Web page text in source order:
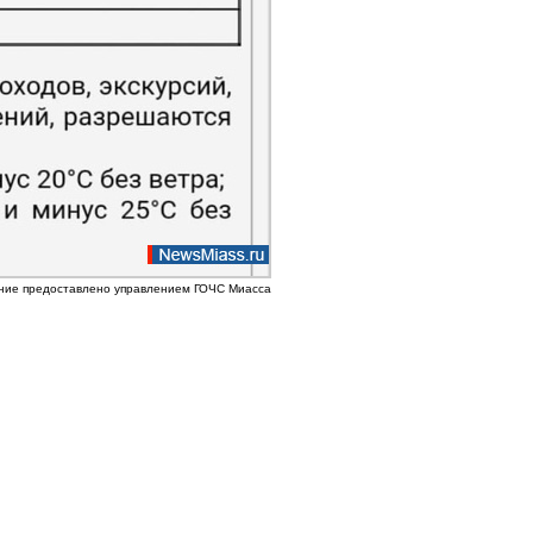
предоставлено управлением ГОЧС Миасса